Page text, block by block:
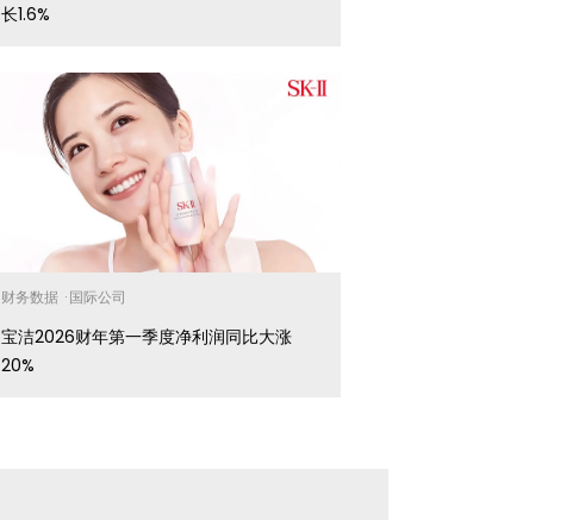
长1.6%
财务数据 ·国际公司
宝洁2026财年第一季度净利润同比大涨
20%